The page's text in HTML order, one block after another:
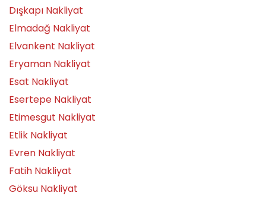
Dışkapı Nakliyat
Elmadağ Nakliyat
Elvankent Nakliyat
Eryaman Nakliyat
Esat Nakliyat
Esertepe Nakliyat
Etimesgut Nakliyat
Etlik Nakliyat
Evren Nakliyat
Fatih Nakliyat
Göksu Nakliyat